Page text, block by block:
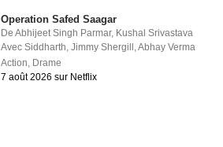
Operation Safed Saagar
DeAbhijeet Singh Parmar, Kushal Srivastava
AvecSiddharth,Jimmy Shergill ,Abhay Verma
Action, Drame
7 août 2026 sur Netflix